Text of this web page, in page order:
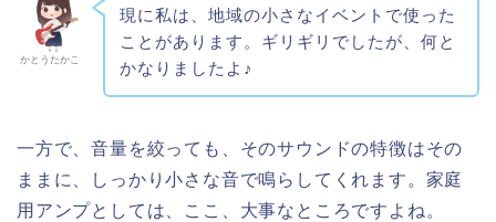
かとうたかこ
現に私は、地域の小さなイベントで使った
ことがあります。ギリギリでしたが、何と
かなりましたよ♪
一方で、音量を絞っても、そのサウンドの特徴はその
ままに、しっかり小さな音で鳴らしてくれます。家庭
用アンプとしては、ここ、大事なところですよね。